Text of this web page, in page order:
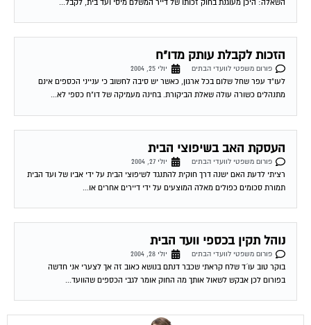
השאלה: היכן מעוגנת בחוק זכותו של דייר המשלם מיסי ועד בית, לקבל...
הזכות לקבלת עותק מדו"ח
פורום משפטי לוועדי הבתים
יולי 25, 2004
לעו"ד עפר שחל שלום בכל ארגון, כאשר יש סיבה לחשוב כי ענייני הכספים אינם
מתנהלים כשורה עולה שאלת הביקורת. בחינה מעמיקה של דו"ח כספי לא...
העסקת האב בשיפוצי הבית
פורום משפטי לוועדי הבתים
יולי 27, 2004
רציתי לדעת האם ישנה דרך חוקית להתנגד לשיפוצי הבית על ידי אביו של ועד הבית
תמורת סכומים כפולים מאלה המוצעים על ידי דיירים אחרים או...
נוהל תקין בכספי וועד הבית
פורום משפטי לוועדי הבתים
יולי 28, 2004
בוקר טוב עו´ד שלח קראתי שכבר דנתם בנושא כאוב זה אך לצערי אני חדשה
בפורום לכן אבקש לשאול אותך מה החוק אומר לגבי הכספים שהוועד...